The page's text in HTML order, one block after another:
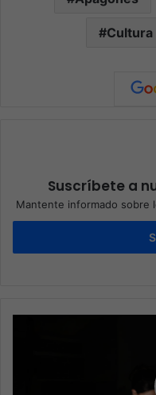
Cultura
Suscríbete a
Mantente informado sobre